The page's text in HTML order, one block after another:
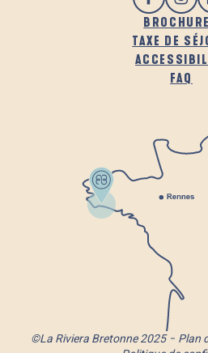
TAXE DE
FAQ
©La Riviera Bretonne 2025 Plan